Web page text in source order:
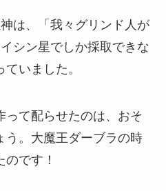
は、「我々グリンド人が
シン星でしか採取できな
いました。
って配らせたのは、おそ
う。大魔王ダーブラの時
です！